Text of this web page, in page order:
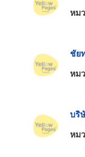
หม
ชัย
หม
บริ
หม